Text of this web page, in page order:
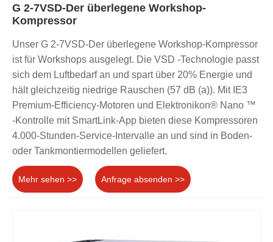
G 2-7VSD-Der überlegene Workshop-
Kompressor
Unser G 2-7VSD-Der überlegene Workshop-Kompressor
ist für Workshops ausgelegt. Die VSD -Technologie passt
sich dem Luftbedarf an und spart über 20% Energie und
hält gleichzeitig niedrige Rauschen (57 dB (a)). Mit IE3
Premium-Efficiency-Motoren und Elektronikon® Nano ™
-Kontrolle mit SmartLink-App bieten diese Kompressoren
4.000-Stunden-Service-Intervalle an und sind in Boden-
oder Tankmontiermodellen geliefert.
Mehr sehen >> Anfrage absenden >>